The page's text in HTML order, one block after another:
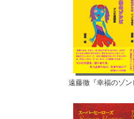
遠藤徹『幸福のゾ